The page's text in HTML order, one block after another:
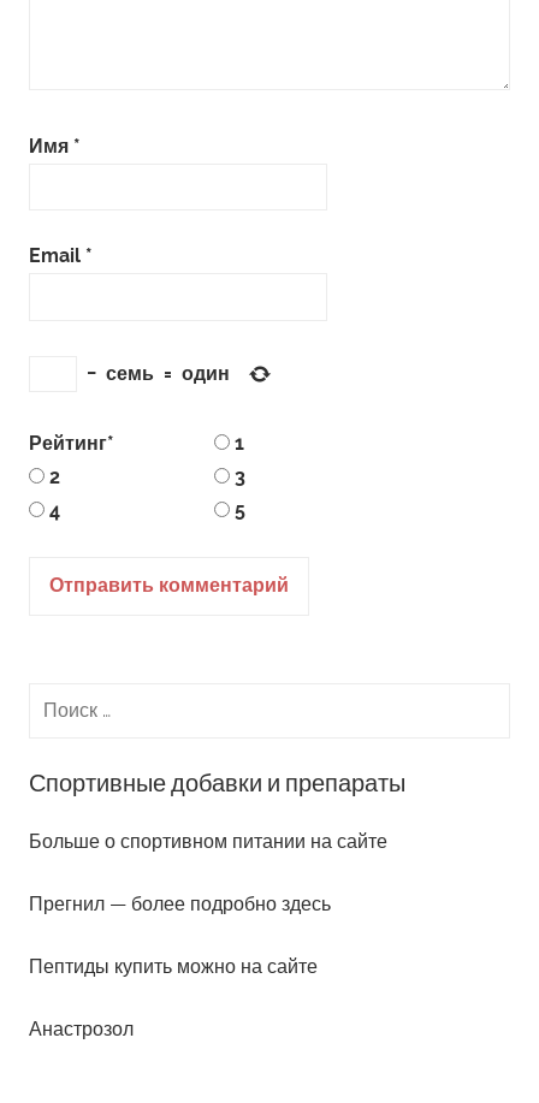
Имя *
Email *
− семь = один
Рейтинг*
1
2
3
4
5
Спортивные добавки и препараты
Больше о спортивном питании на сайте
Прегнил — более подробно здесь
Пептиды купить можно на сайте
Анастрозол